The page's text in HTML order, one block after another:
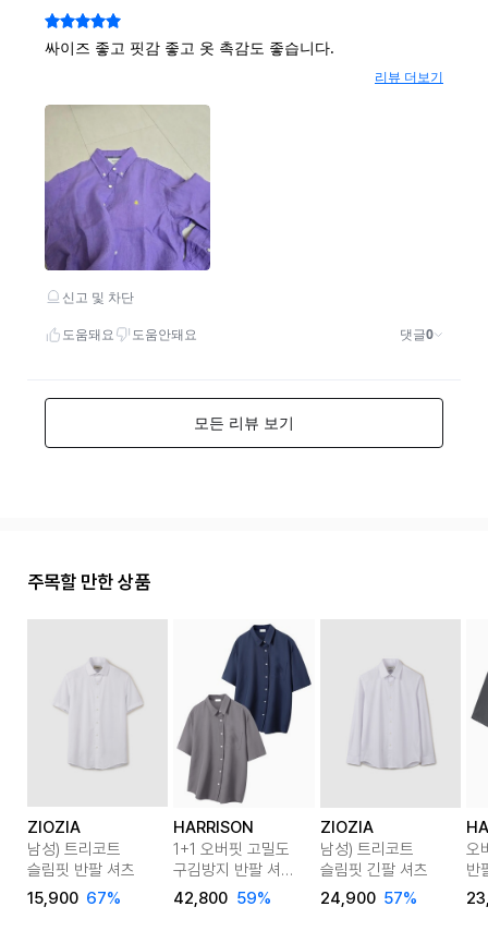
주목할 만한 상품
ZIOZIA
남성) 트리코트
슬림핏 반팔 셔츠
15,900 67%
HARRISON
1+1 오버핏 고밀도
구김방지 반팔 셔츠
307 JEK1057
42,800 59%
ZIOZIA
남성) 트리코트
슬림핏 긴팔 셔츠
24,900 57%
오
반